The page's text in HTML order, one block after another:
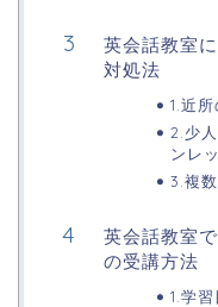
英会話教室
対処法
1.近
2.少
ンレ
3.複
英会話教室
の受講方法
1.学